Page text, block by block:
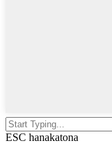
ESC hanakatona